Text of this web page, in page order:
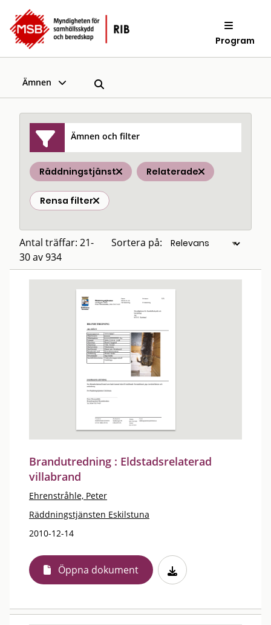
Program
Ämnen
Ämnen och filter
Räddningstjänst Relaterade
Rensa filter
Antal träffar: 21-
30 av 934
Sortera på:
Brandutredning : Eldstadsrelaterad
villabrand
Ehrenstråhle, Peter
Räddningstjänsten Eskilstuna
2010-12-14
Öppna dokument